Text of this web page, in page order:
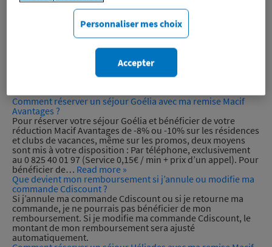
Paypal).
Comment commander sur Cdiscount et obtenir mon
Pour effectuer ma commande Cdiscount et bénéficier de
consulte la page de présentation de notre partenariat
Cdiscount (tapez “Cdiscount” dans la barre de recherche en
haut de notre site). Je clique sur “Profitez-en”. Je désactive
Comment réserver un séjour Goélia avec ma remise Macif
Avantages ?
Pour réserver votre séjour Goélia et bénéficier de votre
réduction Macif Avantages de -8% ou -10% sur les résidences
et clubs de vacances, même sur les promos, deux moyens
sont mis à votre disposition : Par téléphone, exclusivement
au 0 825 40 01 97 (Service 0,15€ / min + prix d’un appel). Pour
bénéficier de… Read more »
Que devient mon remboursement si j’annule ou modifie ma
commande Cdiscount ?
Si j’annule ma commande Cdiscount ou si je retourne ma
commande, je ne pourrais pas bénéficier de mon
remboursement. Si je modifie ma commande Cdiscount, le
montant de mon remboursement sera ajusté
automatiquement.
Personnaliser mes choix
Accepter